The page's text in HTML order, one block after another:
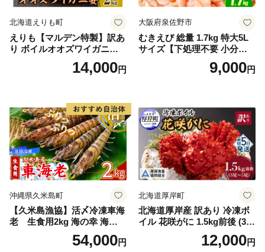
北海道えりも町
えりも【マルデン特製】訳あ
り ボイルオオズワイガニ姿2
kg《1kg(４尾～５尾)×2》【e
r002-051-a】 / ふるさと納税
イル済み 冷凍 カニ 蟹 かに
カニ味噌 甲羅 お得 格安 小ぶ
り 解凍 カニ鍋 甲羅焼き 海鮮
返礼品 特産品 新鮮 濃厚 旨み
簡単調理 家庭用 ギフト グル
メ
14,000円
大阪府泉佐野市
むきえび 総量 1.7kg 特大5L
サイズ【下処理不要 小分け 8
50g×2P 訳あり サイズ不揃い
バナメイエビ バラ凍結】
9,000円
沖縄県久米島町
【久米島漁協】活〆冷凍車海
老 生食用2kg 海の幸 海鮮
車えび クルマエビ 高級食材
生食 刺身 鮮度抜群 プリプリ
54,000円
北海道厚岸町
北海道厚岸産 訳あり 冷凍ボ
イル 花咲がに 1.5kg前後 (3尾
～5尾入) 蟹 花咲ガニ 魚介類
魚介 [№5863-1090]12,000円